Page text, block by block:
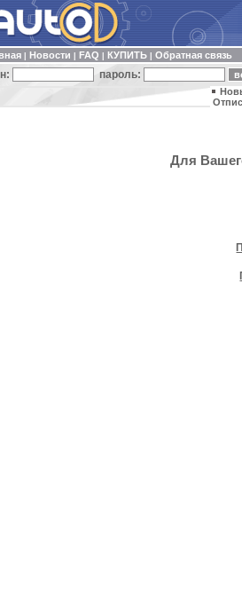
Новости FAQ КУПИТЬ Обратная связь
пароль:
Для